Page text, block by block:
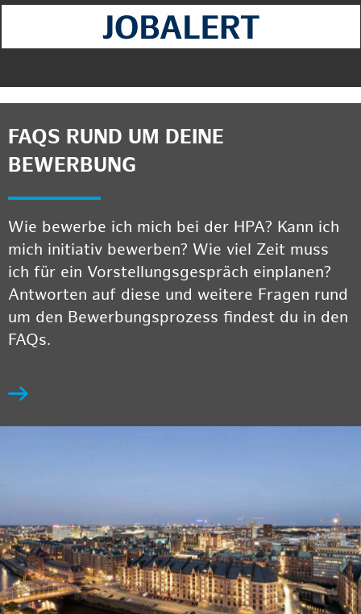
FAQS RUND UM DEINE
BEWERBUNG
Wie bewerbe ich mich bei der HPA? Kann ich
mich initiativ bewerben? Wie viel Zeit muss
ich für ein Vorstellungsgespräch einplanen?
Antworten auf diese und weitere Fragen rund
um den Bewerbungsprozess findest du in den
FAQs.